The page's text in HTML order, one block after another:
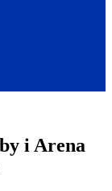
i Arena